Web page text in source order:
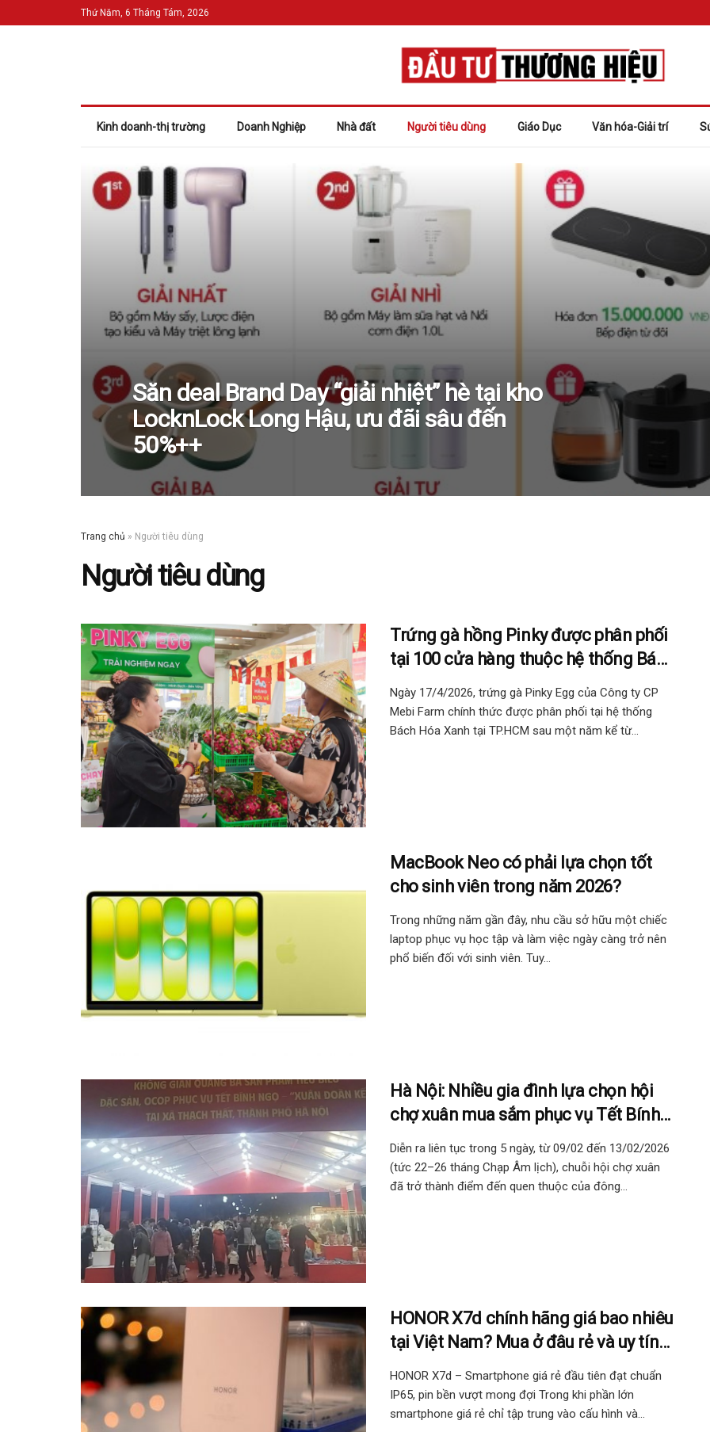
Thứ Năm, 6 Tháng Tám, 2026
Kinh doanh-thị trường Doanh Nghiệp Nhà đất Người tiêu dùng Giáo Dục Văn hóa-Giải trí
Săn deal Brand Day “giải nhiệt” hè tại kho
LocknLock Long Hậu, ưu đãi sâu đến
50%++
Trang chủ » Người tiêu dùng
Người tiêu dùng
Trứng gà hồng Pinky được phân phối
tại 100 cửa hàng thuộc hệ thống Bách
hóa Xanh trên địa bàn TP.HCM
Ngày 17/4/2026, trứng gà Pinky Egg của Công ty CP
Mebi Farm chính thức được phân phối tại hệ thống
Bách Hóa Xanh tại TP.HCM sau một năm kể từ...
MacBook Neo có phải lựa chọn tốt
cho sinh viên trong năm 2026?
Trong những năm gần đây, nhu cầu sở hữu một chiếc
laptop phục vụ học tập và làm việc ngày càng trở nên
phổ biến đối với sinh viên. Tuy...
Hà Nội: Nhiều gia đình lựa chọn hội
chợ xuân mua sắm phục vụ Tết Bính
Ngọ 2026 – “Xuân Đoàn Kết
Diễn ra liên tục trong 5 ngày, từ 09/02 đến 13/02/2026
(tức 22–26 tháng Chạp Âm lịch), chuỗi hội chợ xuân
đã trở thành điểm đến quen thuộc của đông...
HONOR X7d chính hãng giá bao nhiêu
tại Việt Nam? Mua ở đâu rẻ và uy tín
nhất 2025
HONOR X7d – Smartphone giá rẻ đầu tiên đạt chuẩn
IP65, pin bền vượt mong đợi Trong khi phần lớn
smartphone giá rẻ chỉ tập trung vào cấu hình và...